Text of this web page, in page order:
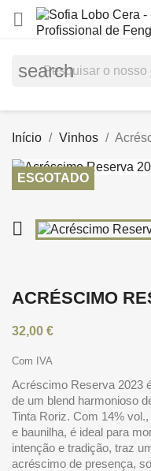

search
Início Vinhos
ESGOTADO

ACRÉSCIMO
32,00 €
Com IVA
Acréscimo Reserva 2023
de um blend harmonioso
Tinta Roriz. Com 14%
e baunilha, é ideal para
intenção e tradição, traz
acréscimo de presença,